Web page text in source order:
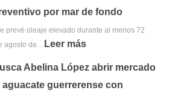
por mar de fondo
prevé oleaje elevado durante al menos 72
agosto de…
Leer más
Abelina López abrir mercado
aguacate guerrerense con